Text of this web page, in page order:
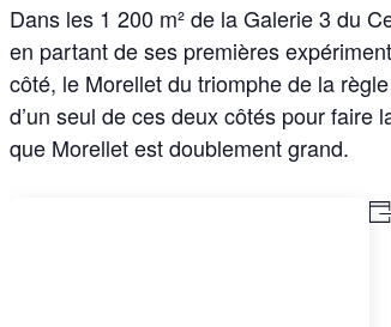
Dans les 1 200 m² de la Galerie 3 du
en partant de ses premières
côté, le Morellet du triomphe de la
d’un seul de ces deux côtés pour
que Morellet est doublement grand.